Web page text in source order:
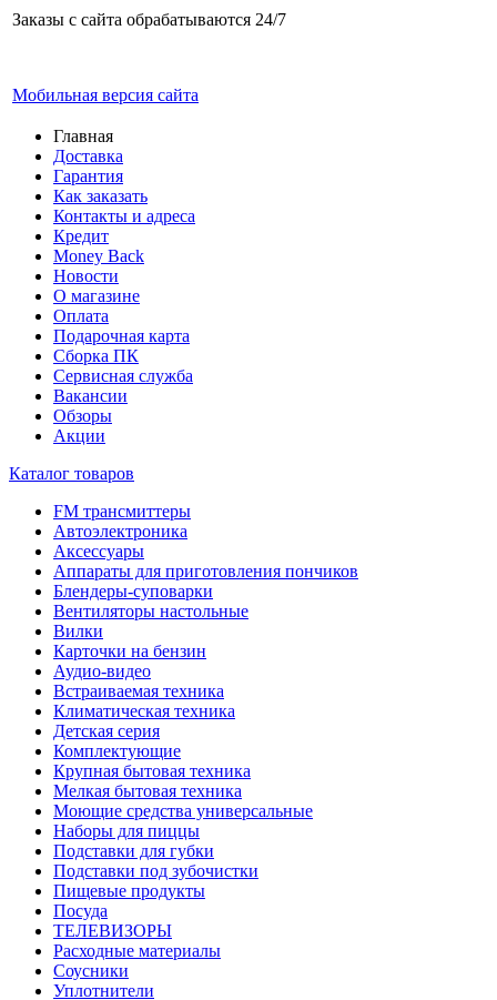
Заказы с сайта обрабатываются 24/7
Мобильная версия сайта
Главная
Доставка
Гарантия
Как заказать
Контакты и адреса
Кредит
Money Back
Новости
О магазине
Оплата
Подарочная карта
Сборка ПК
Сервисная служба
Вакансии
Обзоры
Акции
Каталог товаров
FM трансмиттеры
Автоэлектроника
Аксессуары
Аппараты для приготовления пончиков
Блендеры-суповарки
Вентиляторы настольные
Вилки
Карточки на бензин
Аудио-видео
Встраиваемая техника
Климатическая техника
Детская серия
Комплектующие
Крупная бытовая техника
Мелкая бытовая техника
Моющие средства универсальные
Наборы для пиццы
Подставки для губки
Подставки под зубочистки
Пищевые продукты
Посуда
ТЕЛЕВИЗОРЫ
Расходные материалы
Соусники
Уплотнители